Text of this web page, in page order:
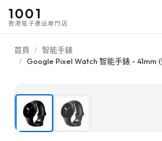
1001
香港電子產品專門店
首頁 / 智能手錶
/ Google Pixel Watch 智能手錶 - 41mm